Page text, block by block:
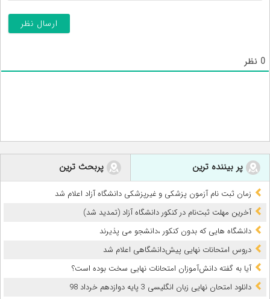
0 نظر
پر بیننده ترین پربحث ترین
زمان ثبت نام آزمون پزشکی و غیرپزشکی دانشگاه آزاد اعلام شد
آخرین مهلت ثبت‌نام در کنکور دانشگاه آزاد (تمدید شد)
دانشگاه هایی که بدون کنکور ،دانشجو می پذیرند
دروس امتحانات نهایی پیش‌دانشگاهی اعلام شد
آیا به گفته دانش‌آموزان امتحانات نهایی سخت بوده است؟
دانلود امتحان نهایی زبان انگلیسی 3 پایه دوازدهم خرداد 98